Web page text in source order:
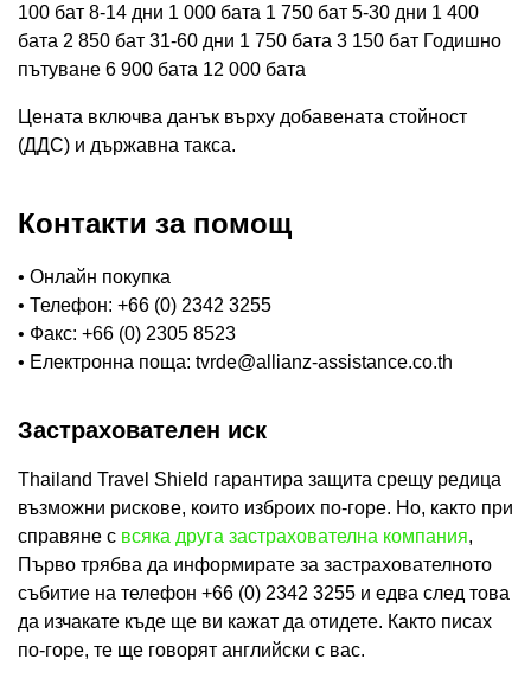
100 бат 8-14 дни 1 000 бата 1 750 бат 5-30 дни 1 400
бата 2 850 бат 31-60 дни 1 750 бата 3 150 бат Годишно
пътуване 6 900 бата 12 000 бата
Цената включва данък върху добавената стойност
(ДДС) и държавна такса.
Контакти за помощ
• Онлайн покупка
• Телефон: +66 (0) 2342 3255
• Факс: +66 (0) 2305 8523
• Електронна поща: tvrde@allianz-assistance.co.th
Застрахователен иск
Thailand Travel Shield гарантира защита срещу редица
възможни рискове, които изброих по-горе. Но, както при
справяне с всяка друга застрахователна компания,
Първо трябва да информирате за застрахователното
събитие на телефон +66 (0) 2342 3255 и едва след това
да изчакате къде ще ви кажат да отидете. Както писах
по-горе, те ще говорят английски с вас.